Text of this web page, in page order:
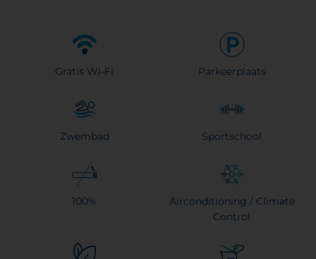
Gratis Wi-Fi Parkeerplaats
Zwembad Sportschool
100%
Airconditioning / Climate
Control